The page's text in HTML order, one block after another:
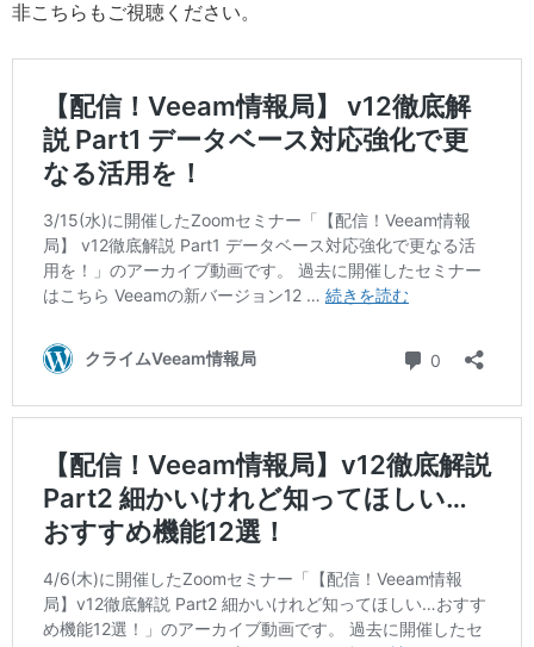
非こちらもご視聴ください。